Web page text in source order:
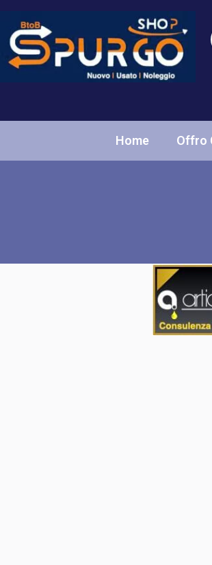
Home Offro